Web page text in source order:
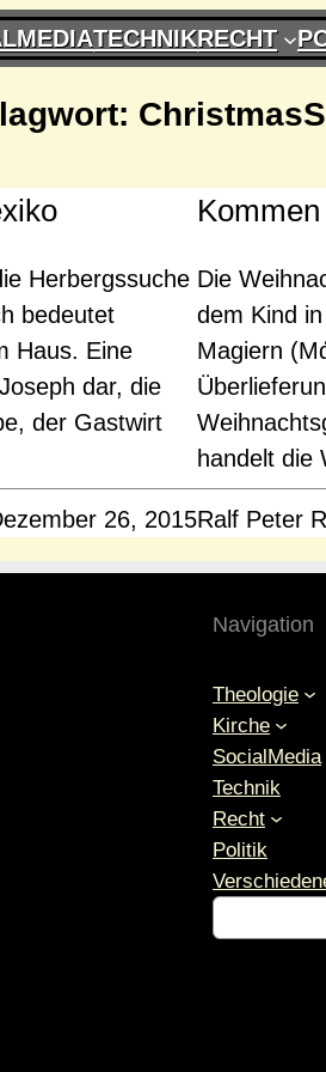
TECHNIKRECHT
Herbergssuche
bedeutet
Haus. Eine
dar, die
der Gastwirt
26, 2015
Die
dem Kind
Magiern
handelt die
Ralf Peter
Navigation
Theologie
Kirche
SocialMedia
Technik
Recht
Politik
S
u